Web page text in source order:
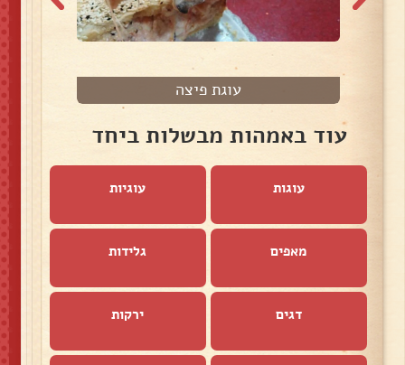
עוגת פיצה
עוד באמהות מבשלות ביחד
עוגות עוגיות
מאפים גלידות
דגים ירקות